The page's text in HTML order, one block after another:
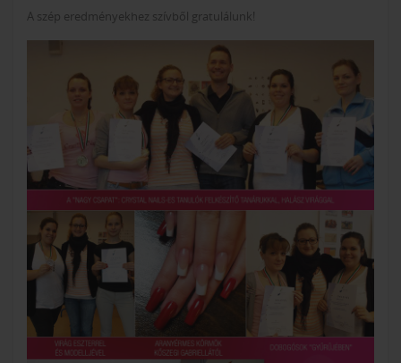
A szép eredményekhez szívből gratulálunk!